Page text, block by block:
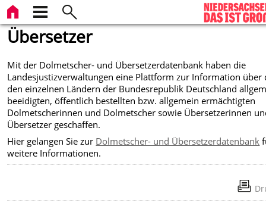
Übersetzer
Mit der Dolmetscher- und Übersetzerdatenbank haben die
Landesjustizverwaltungen eine Plattform zur Information über
den einzelnen Ländern der Bundesrepublik Deutschland
beeidigten, öffentlich bestellten bzw. allgemein ermächtigten
Dolmetscherinnen und Dolmetscher sowie Übersetzerinnen
Übersetzer geschaffen.
Hier gelangen Sie zur Dolmetscher- und Übersetzerdatenbank
weitere Informationen.